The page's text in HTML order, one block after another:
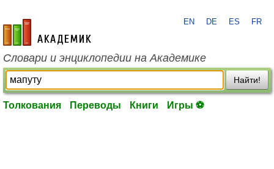
academic.ru
EN DE ES FR
Словари и энциклопедии на Академике
Найти!
Толкования Переводы Книги Игры ⚽